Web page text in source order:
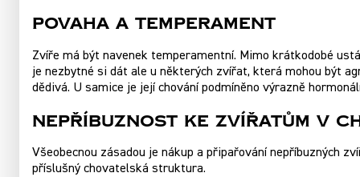
Povaha a temperament
Zvíře má být navenek temperamentní. Mimo krátkodobé
je nezbytné si dát ale u některých zvířat, která mohou být
dědivá. U samice je její chování podmíněno výrazně
Nepříbuznost ke zvířatům v
Všeobecnou zásadou je nákup a připařování nepříbuzných
příslušný chovatelská struktura.